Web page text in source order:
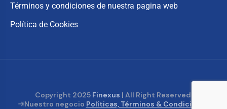
Términos y condiciones de nuestra pagina web
Política de Cookies
Copyright 2025 Finexus | All Right Reserved.
Nuestro negocio Políticas, Términos & Condiciones